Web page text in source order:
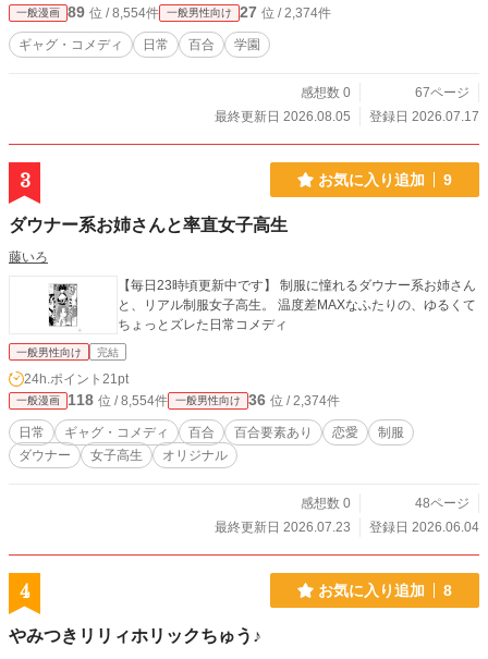
一般漫画 89 位 / 8,554件 一般男性向け 27 位 / 2,374件
ギャグ・コメディ 日常 百合 学園
感想数 0
67ページ
最終更新日 2026.08.05
登録日 2026.07.17
3 お気に入り追加 9
ダウナー系お姉さんと率直女子高生
藤いろ
【毎日23時頃更新中です】 制服に憧れるダウナー系お姉さん
と、リアル制服女子高生。 温度差MAXなふたりの、ゆるくて
ちょっとズレた日常コメディ
一般男性向け 完結
24h.ポイント 21pt
一般漫画 118 位 / 8,554件 一般男性向け 36 位 / 2,374件
日常 ギャグ・コメディ 百合 百合要素あり 恋愛
制服
ダウナー
女子高生 オリジナル
感想数 0
48ページ
最終更新日 2026.07.23
登録日 2026.06.04
4 お気に入り追加 8
やみつきリリィホリックちゅう♪